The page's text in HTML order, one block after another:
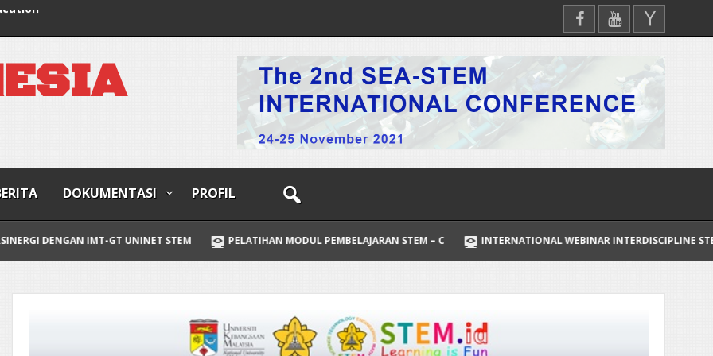
ESIA
DOKUMENTASI PROFIL
IMT-GT UNINET STEM PELATIHAN MODUL PEMBELAJARAN STEM – C INTERNATIONAL WEBINAR INTERDISCIPLINE STEM